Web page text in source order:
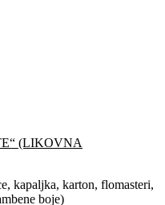
(LIKOVNA
kapaljka, karton, flomasteri,
boje)